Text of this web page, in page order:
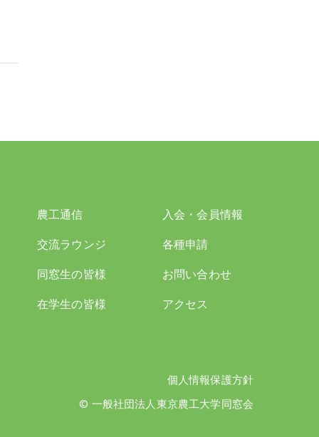
農工通信
交流ラウンジ
同窓生の皆様
在学生の皆様
入会・会員情報
各種申請
お問い合わせ
アクセス
個人情報保護方針
© 一般社団法人東京農工大学同窓会